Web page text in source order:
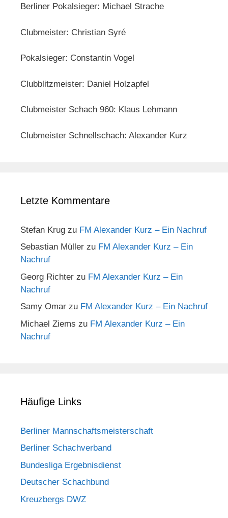
Berliner Pokalsieger: Michael Strache
Clubmeister: Christian Syré
Pokalsieger: Constantin Vogel
Clubblitzmeister: Daniel Holzapfel
Clubmeister Schach 960: Klaus Lehmann
Clubmeister Schnellschach: Alexander Kurz
Letzte Kommentare
Stefan Krug zu FM Alexander Kurz – Ein Nachruf
Sebastian Müller zu FM Alexander Kurz – Ein
Nachruf
Georg Richter zu FM Alexander Kurz – Ein
Nachruf
Samy Omar zu FM Alexander Kurz – Ein Nachruf
Michael Ziems zu FM Alexander Kurz – Ein
Nachruf
Häufige Links
Berliner Mannschaftsmeisterschaft
Berliner Schachverband
Bundesliga Ergebnisdienst
Deutscher Schachbund
Kreuzbergs DWZ